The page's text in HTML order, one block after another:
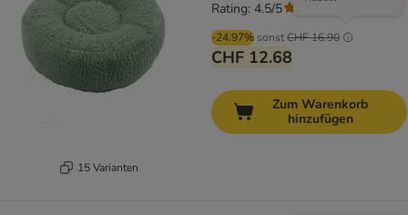
15 Varianten
-24.97% sonstCHF 16.90
CHF 12.68
Rating: 4.5/5
Zum Warenkorb
hinzufügen